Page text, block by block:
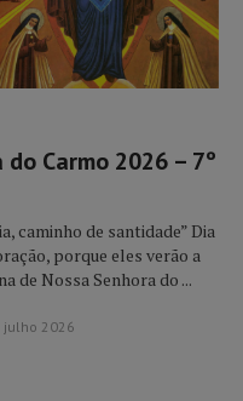
Carmo 2026 – 7º
caminho de santidade” Dia
porque eles verão a
de Nossa Senhora do ...
2026